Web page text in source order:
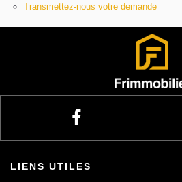
Contact
Transmettez-nous votre demande
LIENS UTILES